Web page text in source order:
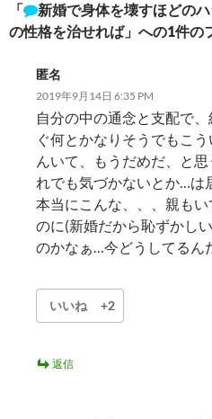
ョ
ン
「
新婚で身体を壊すほどの
の性格を治せれば」への1件の
匿名
2019年9月14日 6:35 PM
自分の中の通念と支配で
ぐ何とかなりそうでもこ
んいて、もうだめだ、と
れでも気づかないとか…は
本当にこんな、、、親も
のに(新婚だから恥ずかし
のかなぁ…今どうしてるん
いいね +2
返信